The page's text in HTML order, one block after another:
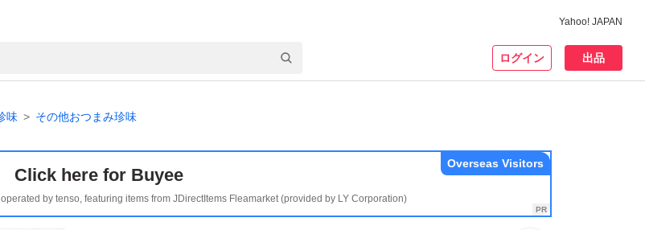
Yahoo! JAPAN
ログイン 出品
味 その他おつまみ珍味
Click here for Buyee
by tenso, featuring items from JDirectItems Fleamarket (provided by LY Corporation)
Overseas Visitors